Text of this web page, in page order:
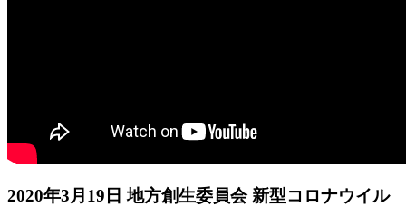
2020年3月19日 地方創生委員会 新型コロナウイル